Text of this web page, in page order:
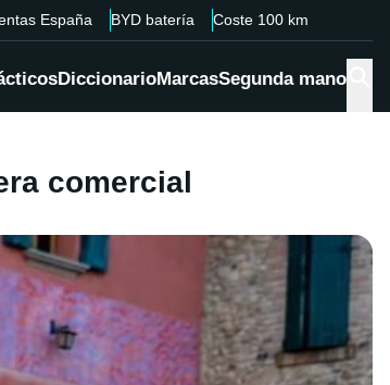
España BYD batería Coste 100 km
DiccionarioMarcasSegunda mano
comercial